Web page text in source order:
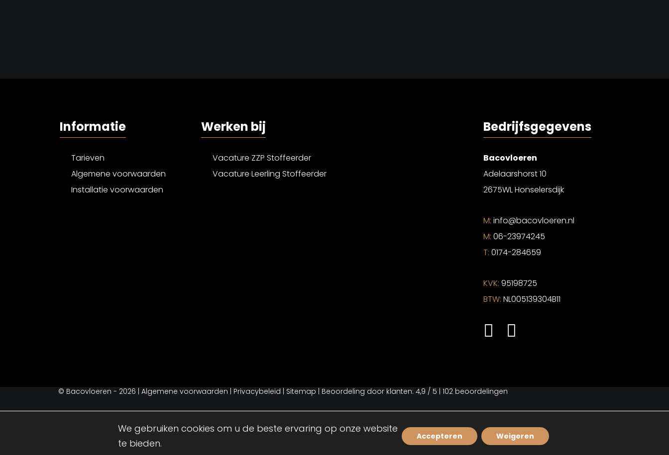
Informatie
Tarieven
Algemene voorwaarden
Installatie voorwaarden
Werken bij
Vacature ZZP Stoffeerder
Vacature Leerling Stoffeerder
Bedrijfsgegevens
Bacovloeren
Adelaarshorst 10
2675WL Honselersdijk
M: info@bacovloeren.nl
M: 06-23974245
T: 0174-284659
KVK: 95198725
BTW: NL005139304B11
© Bacovloeren - 2026 Algemene voorwaarden | Privacybeleid | Sitemap | Beoordeling door klanten: 4,9 / 5 102 beoordelingen
We gebruiken cookies om u de beste ervaring op onze website
te bieden.
Accepteren Weigeren